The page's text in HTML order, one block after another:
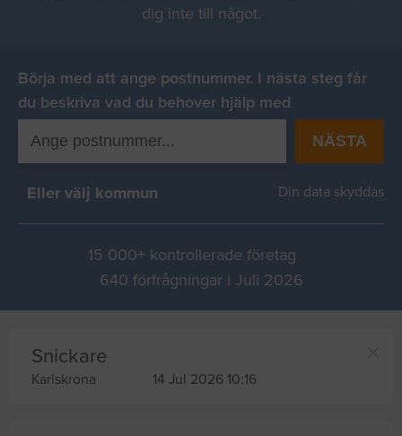
dig inte till något.
Börja med att ange postnummer. I nästa steg får
du beskriva vad du behover hjälp med
NÄSTA
Eller välj kommun Din data skyddas
15 000+ kontrollerade företag
640 förfrågningar i Juli 2026
Snickare
Karlskrona 14 Jul 2026 10:16